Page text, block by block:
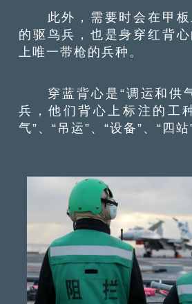
此外，需要时会在甲板
的驱鸟兵，也是身穿红背
上唯一带枪的兵种。
穿蓝背心是“调运和供
兵，他们背心上标注的工
气”、“吊运”、“设备”、“四站